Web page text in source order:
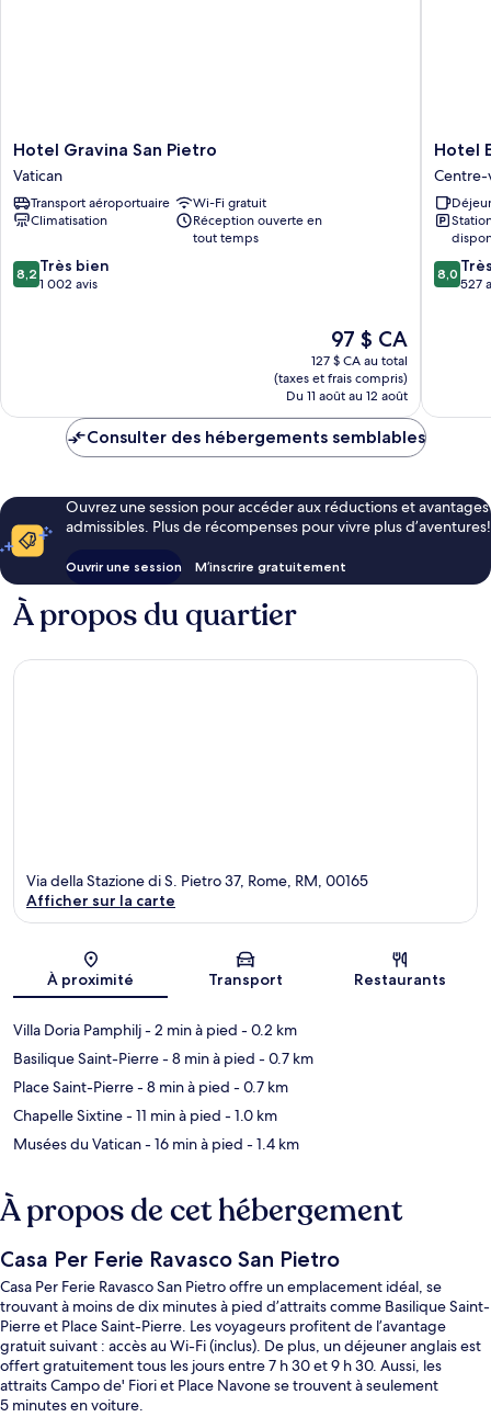
Hotel
Gravina
San
Pietro
Vatican
Hotel Gravina San Pietro
Vatican
Transport aéroportuaire
Wi-Fi gratuit
Climatisation
Réception ouverte en
tout temps
8.2
sur
8,2 Très bien
1 002 avis
Le
prix
est
de
97 $ CA
97 $ CA
127 $ CA au total
(taxes et frais compris)
Du 11 août au 12 août
Hotel
Emmaus
Centre-
ville
de
Rome
Hotel
Centre-
8.0
sur
8,0
527
Consulter des hébergements semblables
Ouvrez une session pour accéder aux réductions et avantages
admissibles. Plus de récompenses pour vivre plus d’aventures!
Ouvrir une session M’inscrire gratuitement
À propos du quartier
Carte
Via della Stazione di S. Pietro 37, Rome, RM, 00165
Afficher sur la carte
À proximité Transport Restaurants
Villa Doria Pamphilj- 2 min à pied - 0.2 km
Basilique Saint-Pierre- 8 min à pied - 0.7 km
Place Saint-Pierre- 8 min à pied - 0.7 km
Chapelle Sixtine- 11 min à pied - 1.0 km
Musées du Vatican- 16 min à pied - 1.4 km
À propos de cet hébergement
Casa Per Ferie Ravasco San Pietro
Casa Per Ferie Ravasco San Pietro offre un emplacement idéal, se
trouvant à moins de dix minutes à pied d’attraits comme Basilique Saint-
Pierre et Place Saint-Pierre. Les voyageurs profitent de l’avantage
gratuit suivant : accès au Wi-Fi (inclus). De plus, un déjeuner anglais est
offert gratuitement tous les jours entre 7 h 30 et 9 h 30. Aussi, les
attraits Campo de' Fiori et Place Navone se trouvent à seulement
5 minutes en voiture.